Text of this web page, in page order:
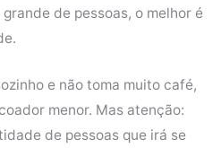
de pessoas, o melhor é
e não toma muito café,
menor. Mas atenção:
de pessoas que irá se